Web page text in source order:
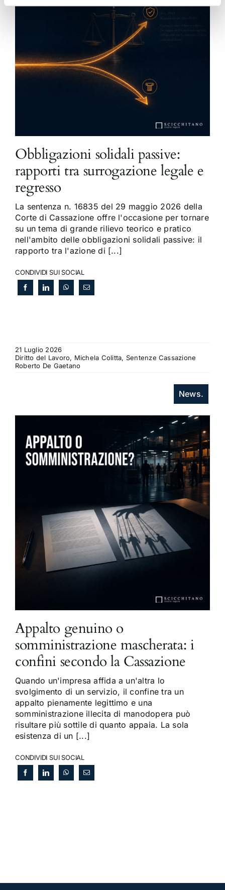
Obbligazioni solidali passive:
rapporti tra surrogazione legale e
regresso
La sentenza n. 16835 del 29 maggio 2026 della
Corte di Cassazione offre l'occasione per tornare
su un tema di grande rilievo teorico e pratico
nell'ambito delle obbligazioni solidali passive: il
rapporto tra l'azione di [...]
CONDIVIDI SUI SOCIAL
21 Luglio 2026
Diritto del Lavoro, Michela Colitta, Sentenze Cassazione
Roberto De Gaetano
News.
Appalto genuino o
somministrazione mascherata: i
confini secondo la Cassazione
Quando un'impresa affida a un'altra lo
svolgimento di un servizio, il confine tra un
appalto pienamente legittimo e una
somministrazione illecita di manodopera può
risultare più sottile di quanto appaia. La sola
esistenza di un [...]
CONDIVIDI SUI SOCIAL